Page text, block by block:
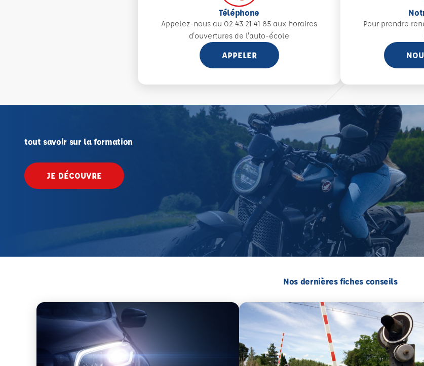
Téléphone
Appelez-nous au 02 43 21 41 85 aux horaires
d'ouvertures de l'auto-école
APPELER
Pour prendre
tout savoir sur la formation
JE DÉCOUVRE
Nos dernières fiches conseils